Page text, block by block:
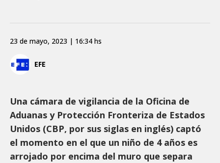
EFE
23 de mayo, 2023 | 16:34 hs
Una cámara de vigilancia de la Oficina de
Aduanas y Protección Fronteriza de Estados
Unidos (CBP, por sus siglas en inglés) captó
el momento en el que un niño de 4 años es
arrojado por encima del muro que separa